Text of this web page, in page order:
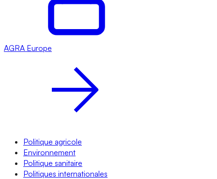
AGRA Europe
Politique agricole
Environnement
Politique sanitaire
Politiques internationales